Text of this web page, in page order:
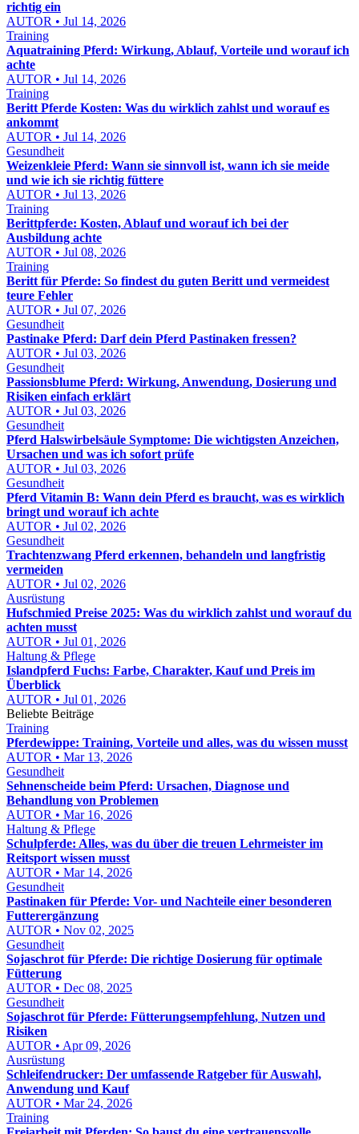
richtig ein
AUTOR • Jul 14, 2026
Training
Aquatraining Pferd: Wirkung, Ablauf, Vorteile und worauf ich
achte
AUTOR • Jul 14, 2026
Training
Beritt Pferde Kosten: Was du wirklich zahlst und worauf es
ankommt
AUTOR • Jul 14, 2026
Gesundheit
Weizenkleie Pferd: Wann sie sinnvoll ist, wann ich sie meide
und wie ich sie richtig füttere
AUTOR • Jul 13, 2026
Training
Berittpferde: Kosten, Ablauf und worauf ich bei der
Ausbildung achte
AUTOR • Jul 08, 2026
Training
Beritt für Pferde: So findest du guten Beritt und vermeidest
teure Fehler
AUTOR • Jul 07, 2026
Gesundheit
Pastinake Pferd: Darf dein Pferd Pastinaken fressen?
AUTOR • Jul 03, 2026
Gesundheit
Passionsblume Pferd: Wirkung, Anwendung, Dosierung und
Risiken einfach erklärt
AUTOR • Jul 03, 2026
Gesundheit
Pferd Halswirbelsäule Symptome: Die wichtigsten Anzeichen,
Ursachen und was ich sofort prüfe
AUTOR • Jul 03, 2026
Gesundheit
Pferd Vitamin B: Wann dein Pferd es braucht, was es wirklich
bringt und worauf ich achte
AUTOR • Jul 02, 2026
Gesundheit
Trachtenzwang Pferd erkennen, behandeln und langfristig
vermeiden
AUTOR • Jul 02, 2026
Ausrüstung
Hufschmied Preise 2025: Was du wirklich zahlst und worauf du
achten musst
AUTOR • Jul 01, 2026
Haltung & Pflege
Islandpferd Fuchs: Farbe, Charakter, Kauf und Preis im
Überblick
AUTOR • Jul 01, 2026
Beliebte Beiträge
Training
Pferdewippe: Training, Vorteile und alles, was du wissen musst
AUTOR • Mar 13, 2026
Gesundheit
Sehnenscheide beim Pferd: Ursachen, Diagnose und
Behandlung von Problemen
AUTOR • Mar 16, 2026
Haltung & Pflege
Schulpferde: Alles, was du über die treuen Lehrmeister im
Reitsport wissen musst
AUTOR • Mar 14, 2026
Gesundheit
Pastinaken für Pferde: Vor- und Nachteile einer besonderen
Futterergänzung
AUTOR • Nov 02, 2025
Gesundheit
Sojaschrot für Pferde: Die richtige Dosierung für optimale
Fütterung
AUTOR • Dec 08, 2025
Gesundheit
Sojaschrot für Pferde: Fütterungsempfehlung, Nutzen und
Risiken
AUTOR • Apr 09, 2026
Ausrüstung
Schleifendrucker: Der umfassende Ratgeber für Auswahl,
Anwendung und Kauf
AUTOR • Mar 24, 2026
Training